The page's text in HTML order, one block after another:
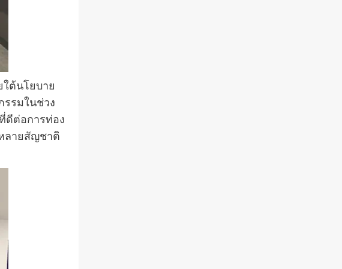
ต้นโยบาย
รรมในช่วง
ดีต่อการท่อง
ลายสัญชาติ